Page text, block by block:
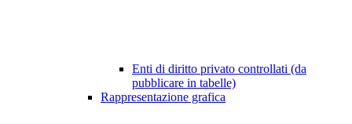
Enti di diritto privato controllati (da
pubblicare in tabelle)
Rappresentazione grafica